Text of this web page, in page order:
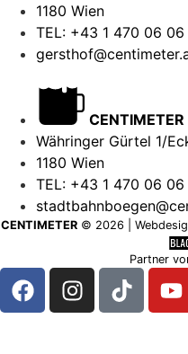
1180 Wien
TEL: +43 1 470 06 06
Währinger Gürtel 1/
1180 Wien
TEL: +43 1 470 06 06
CENTIMETER © 2026
Partner